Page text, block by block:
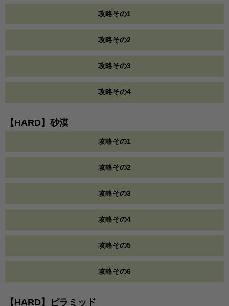
攻略その1
攻略その2
攻略その3
攻略その4
【HARD】砂漠
攻略その1
攻略その2
攻略その3
攻略その4
攻略その5
攻略その6
【HARD】ピラミッド